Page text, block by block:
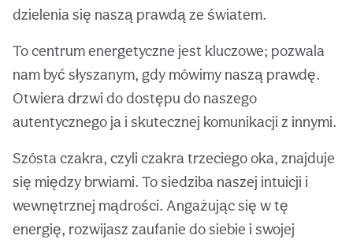
dzielenia się naszą prawdą ze światem.
To centrum energetyczne jest kluczowe; pozwala
nam być słyszanym, gdy mówimy naszą prawdę.
Otwiera drzwi do dostępu do naszego
autentycznego ja i skutecznej komunikacji z innymi.
Szósta czakra, czyli czakra trzeciego oka, znajduje
się między brwiami. To siedziba naszej intuicji i
wewnętrznej mądrości. Angażując się w tę
energię, rozwijasz zaufanie do siebie i swojej